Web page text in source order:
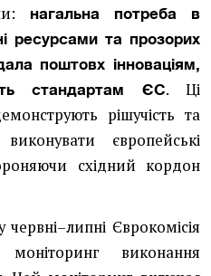
нагальна потреба в
ресурсами та прозорих
поштовх інноваціям,
стандартам ЄС. Ці
рішучість та
європейські
східний кордон
червні–липні Єврокомісія
виконання